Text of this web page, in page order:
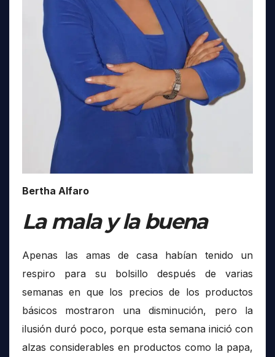
Bertha Alfaro
La mala y la buena
Apenas las amas de casa habían tenido un
respiro para su bolsillo después de varias
semanas en que los precios de los productos
básicos mostraron una disminución, pero la
ilusión duró poco, porque esta semana inició con
alzas considerables en productos como la papa,